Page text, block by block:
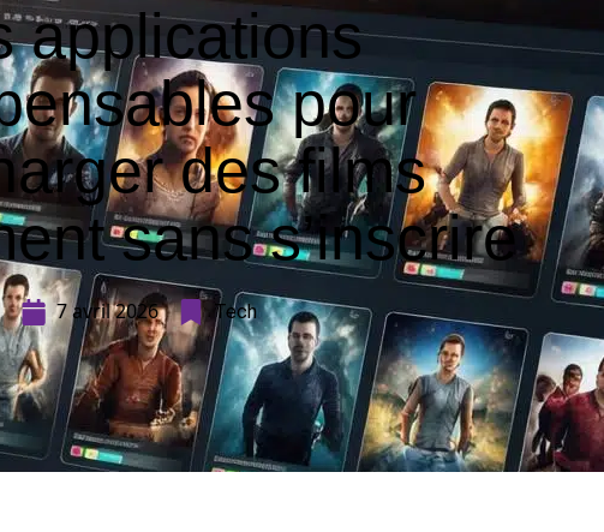
applications
pour
des films
sans s’inscrire
7 avril 2026 Tech